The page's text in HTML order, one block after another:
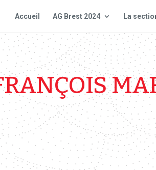
Accueil AG Brest 2024 La